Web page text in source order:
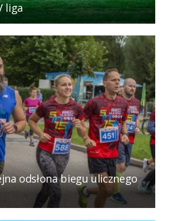
liga
odsłona biegu ulicznego